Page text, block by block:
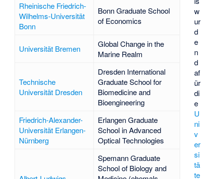
w
ur
d
e
n
d
af
ür
di
e
U
ni
v
er
si
tä
te
Rheinische Friedrich-
Wilhelms-Universität
Bonn
Bonn Graduate School
of Economics
Universität Bremen
Global Change in the
Marine Realm
Technische
Universität Dresden
Dresden International
Graduate School for
Biomedicine and
Bioengineering
Friedrich-Alexander-
Universität Erlangen-
Nürnberg
Erlangen Graduate
School in Advanced
Optical Technologies
Spemann Graduate
School of Biology and